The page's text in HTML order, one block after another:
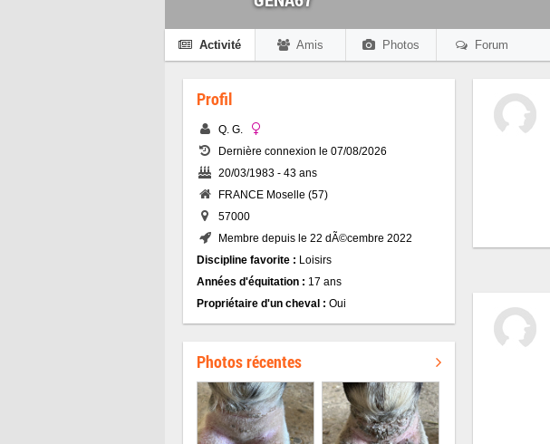
Activité Amis Photos Forum
Profil
Q. G.
Dernière connexion le 07/08/2026
20/03/1983 - 43 ans
FRANCE Moselle (57)
57000
Membre depuis le 22 dÃ©cembre 2022
Discipline favorite : Loisirs
Années d'équitation : 17 ans
Propriétaire d'un cheval : Oui
Photos récentes